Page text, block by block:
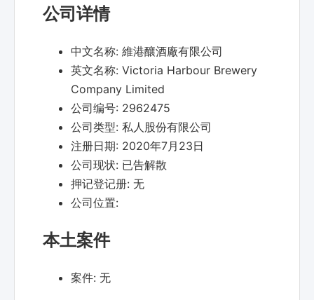
公司详情
中文名称: 維港釀酒廠有限公司
英文名称: Victoria Harbour Brewery
Company Limited
公司编号: 2962475
公司类型: 私人股份有限公司
注册日期: 2020年7月23日
公司现状: 已告解散
押记登记册: 无
公司位置:
本土案件
案件: 无